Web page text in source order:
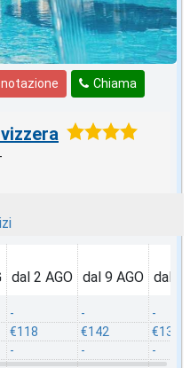
Chiama
dal 2 AGO
-
€118
-
dal 9 AGO
-
€142
-
dal
-
€135
-